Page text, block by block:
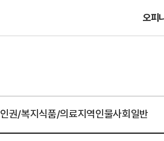
오피
인권/복지식품/의료지역인물사회일반